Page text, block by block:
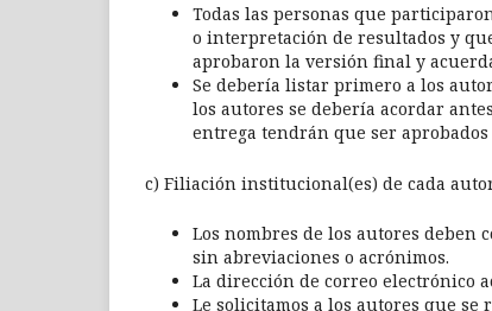
Todas las personas que
o interpretación de resultados y
aprobaron la versión final y
Se debería listar primero a los
los autores se debería acordar
entrega tendrán que ser
c) Filiación institucional(es) de cada
Los nombres de los autores deben
sin abreviaciones o acrónimos.
La dirección de correo electrónico
Le solicitamos a los autores que